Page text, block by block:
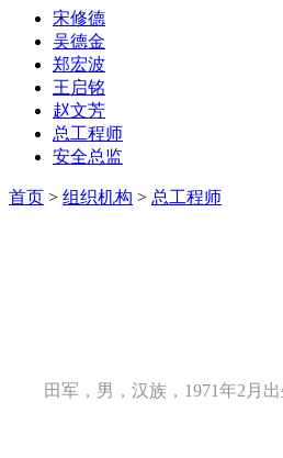
宋修德
吴德金
郑宏波
王启铭
赵文芳
总工程师
安全总监
首页 > 组织机构 > 总工程师
田军，男，汉族，1971年2月出